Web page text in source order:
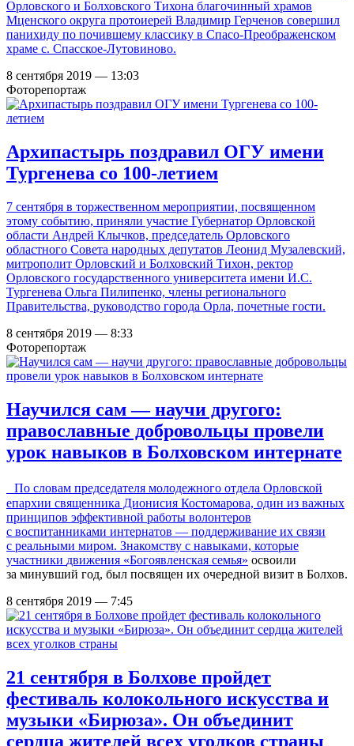
Орловского и Болховского Тихона благочинный храмов
Мценского округа протоиерей Владимир Герченов совершил
панихиду по почившему классику в Спасо-Преображенском
храме с. Спасское-Лутовиново.
8 сентября 2019 — 13:03
Фоторепортаж
Архипастырь поздравил ОГУ имени
Тургенева со 100-летием
7 сентября в торжественном мероприятии, посвященном
этому событию, приняли участие Губернатор Орловской
области Андрей Клычков, председатель Орловского
областного Совета народных депутатов Леонид Музалевский,
митрополит Орловский и Болховский Тихон, ректор
Орловского государственного университета имени И.С.
Тургенева Ольга Пилипенко, члены регионального
Правительства, руководство города Орла, почетные гости.
8 сентября 2019 — 8:33
Фоторепортаж
Научился сам — научи другого:
православные добровольцы провели
урок навыков в Болховском интернате
По словам председателя молодежного отдела Орловской
епархии священника Дионисия Костомарова, один из важных
принципов эффективной работы волонтеров
с воспитанниками интернатов — поддерживание их связи
с реальными миром. Знакомству с навыками, которые
участники движения «Богоявленская семья» освоили
за минувший год, был посвящен их очередной визит в Болхов.
8 сентября 2019 — 7:45
21 сентября в Болхове пройдет
фестиваль колокольного искусства и
музыки «Бирюза». Он объединит
сердца жителей всех уголков страны